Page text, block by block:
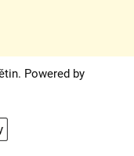
Powered by